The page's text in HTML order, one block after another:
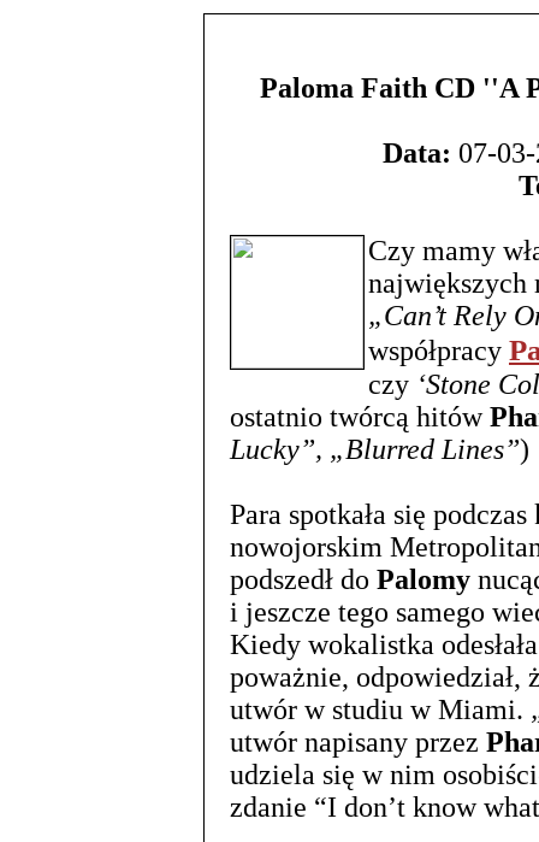
Paloma Faith CD ''A
Data: 07-
Czy mamy
największych
„Can’t Rely
współpracy
czy ‘Stone
ostatnio twórcą hitów
Lucky”, „Blurred Lines”)
Para spotkała się
nowojorskim
podszedł do Palomy
i jeszcze tego samego
Kiedy wokalistka
poważnie, odpowiedział,
utwór w studiu w Miami.
utwór napisany przez
udziela się w nim
zdanie “I don’t know